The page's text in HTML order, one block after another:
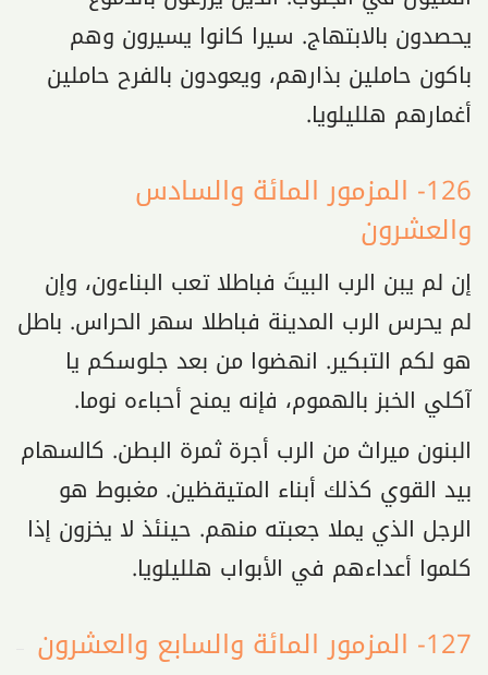
يحصدون بالابتهاج. سيرا كانوا يسيرون وهم
باكون حاملين بذارهم، ويعودون بالفرح حاملين
أغمارهم هلليلويا.
126- المزمور المائة والسادس
والعشرون
إن لم يبن الرب البيتَ فباطلا تعب البناءون، وإن
لم يحرس الرب المدينة فباطلا سهر الحراس. باطل
هو لكم التبكير. انهضوا من بعد جلوسكم يا
آكلي الخبز بالهموم، فإنه يمنح أحباءه نوما.
البنون ميراث من الرب أجرة ثمرة البطن. كالسهام
بيد القوي كذلك أبناء المتيقظين. مغبوط هو
الرجل الذي يملا جعبته منهم. حينئذ لا يخزون إذا
كلموا أعداءهم في الأبواب هلليلويا.
127- المزمور المائة والسابع والعشرون